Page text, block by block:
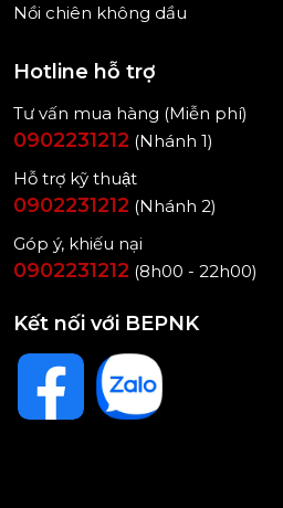
Nồi chiên không dầu
Hotline hỗ trợ
Tư vấn mua hàng (Miễn phí)
0902231212 (Nhánh 1)
Hỗ trợ kỹ thuật
0902231212 (Nhánh 2)
Góp ý, khiếu nại
0902231212 (8h00 - 22h00)
Kết nối với BEPNK